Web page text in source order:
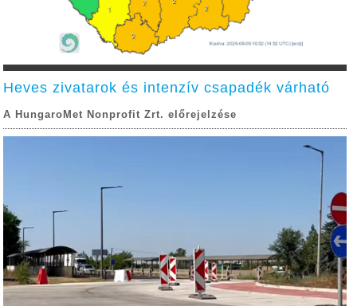
Heves zivatarok és intenzív csapadék várható
A HungaroMet Nonprofit Zrt. előrejelzése